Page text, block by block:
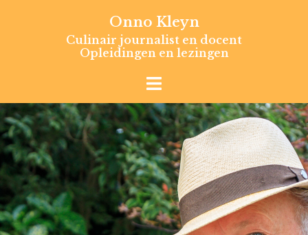
Onno Kleyn
Culinair journalist en docent
Opleidingen en lezingen